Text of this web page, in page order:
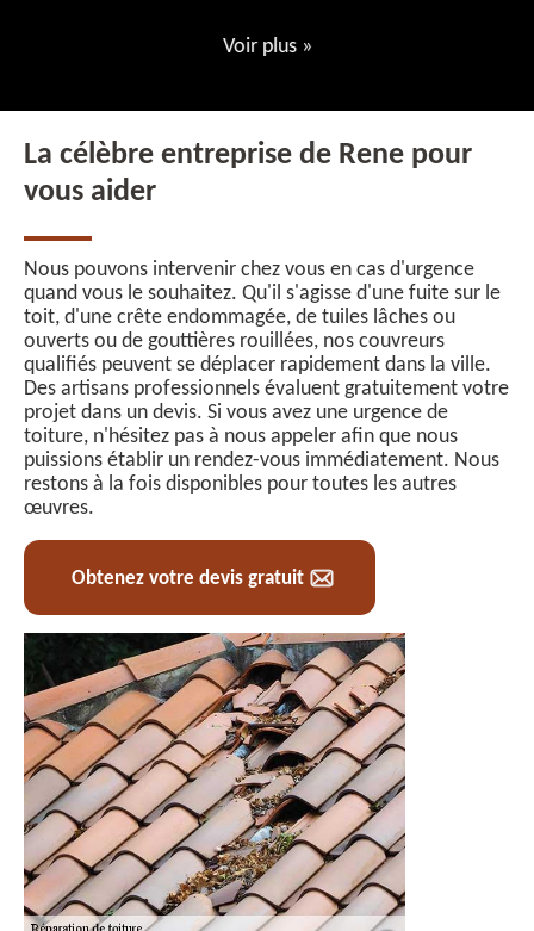
Voir plus »
La célèbre entreprise de Rene pour
vous aider
Nous pouvons intervenir chez vous en cas d'urgence
quand vous le souhaitez. Qu'il s'agisse d'une fuite sur le
toit, d'une crête endommagée, de tuiles lâches ou
ouverts ou de gouttières rouillées, nos couvreurs
qualifiés peuvent se déplacer rapidement dans la ville.
Des artisans professionnels évaluent gratuitement votre
projet dans un devis. Si vous avez une urgence de
toiture, n'hésitez pas à nous appeler afin que nous
puissions établir un rendez-vous immédiatement. Nous
restons à la fois disponibles pour toutes les autres
œuvres.
Obtenez votre devis gratuit